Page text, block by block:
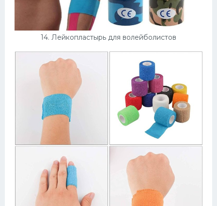
14. Лейкопластырь для волейболистов